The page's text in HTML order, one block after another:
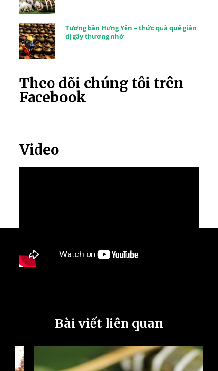
Tương bần Hưng Yên – thức quà quê giản
dị gây thương nhớ
Theo dõi chúng tôi trên
Facebook
Video
Bài viết liên quan